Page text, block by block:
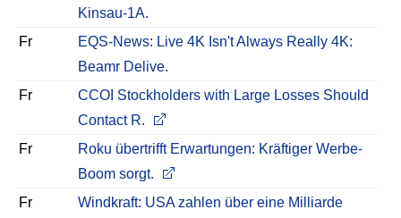
Kinsau-1A.
Fr
EQS-News: Live 4K Isn't Always Really 4K:
Beamr Delive.
Fr
CCOI Stockholders with Large Losses Should
Contact R.
Fr
Roku übertrifft Erwartungen: Kräftiger Werbe-
Boom sorgt.
Fr
Windkraft: USA zahlen über eine Milliarde